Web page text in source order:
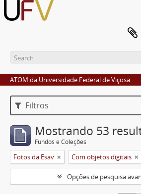
ATOM da Universidade Federal de Viçosa
Filtros
Mostrando 53
Fundos e Coleções
Fotos da Esav Com objetos digitais
Opções de pesquisa